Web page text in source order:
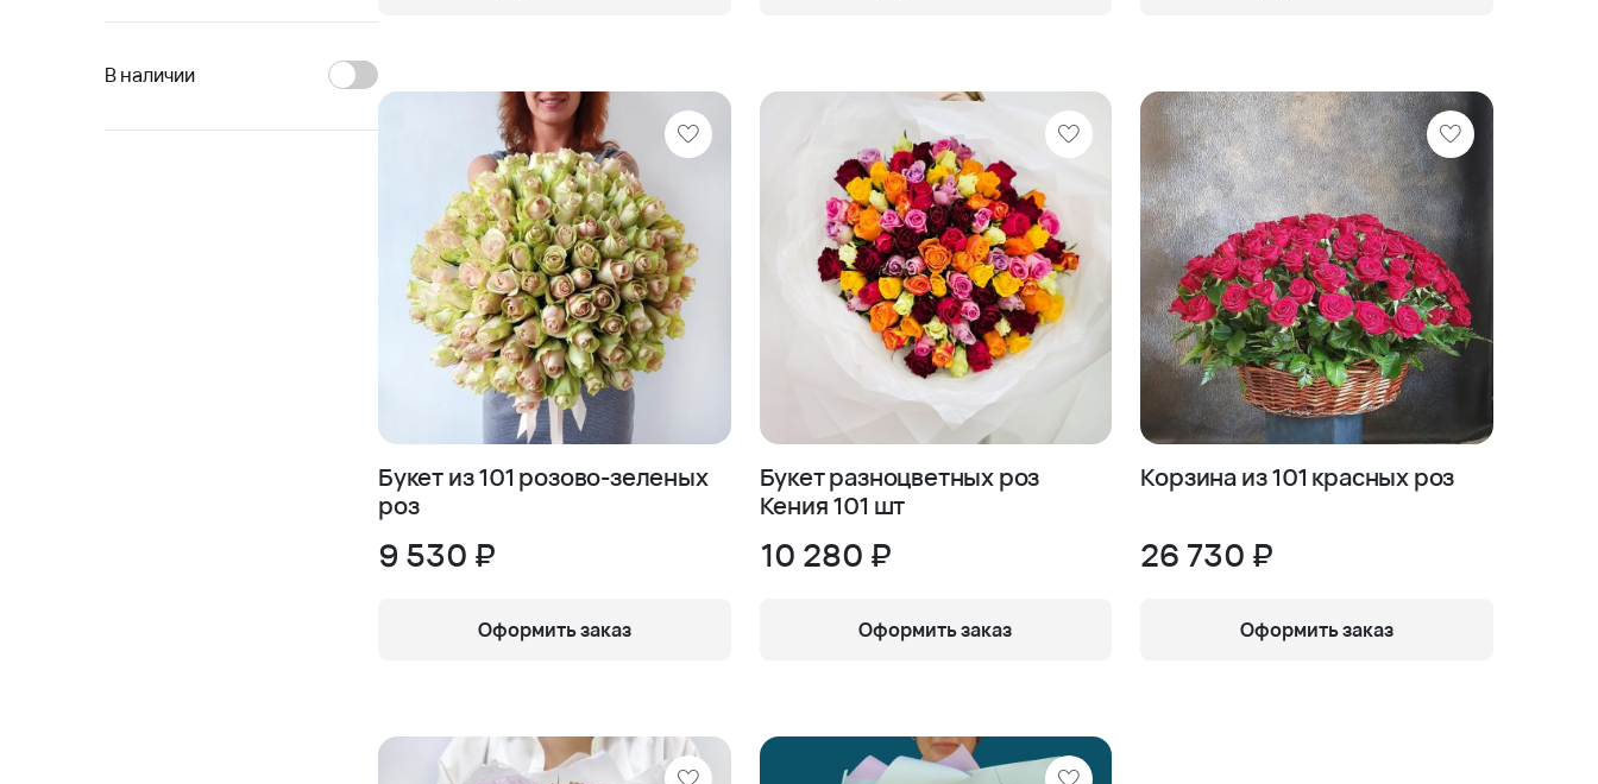
В наличии
Букет из 101 розово-зеленых
роз
9 530 ₽
Оформить заказ
Букет разноцветных роз
Кения 101 шт
10 280 ₽
Оформить заказ
Корзина из 101 красных роз
26 730 ₽
Оформить заказ